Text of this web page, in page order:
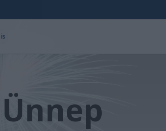
Ünnep